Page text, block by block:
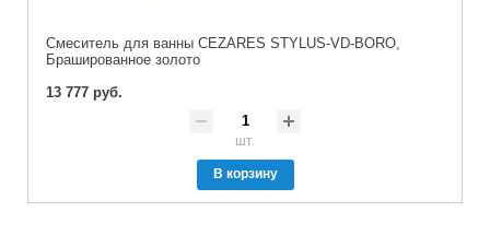
Смеситель для ванны CEZARES STYLUS-VD-BORO,
Брашированное золото
13 777 руб.
шт.
В корзину